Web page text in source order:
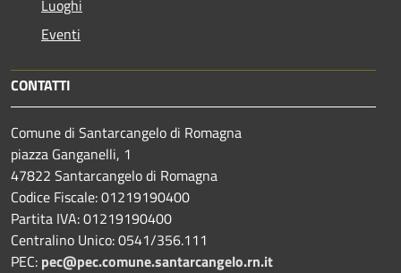
Luoghi
Eventi
CONTATTI
Comune di Santarcangelo di Romagna
piazza Ganganelli, 1
47822 Santarcangelo di Romagna
Codice Fiscale: 01219190400
Partita IVA: 01219190400
Centralino Unico: 0541/356.111
PEC: pec@pec.comune.santarcangelo.rn.it